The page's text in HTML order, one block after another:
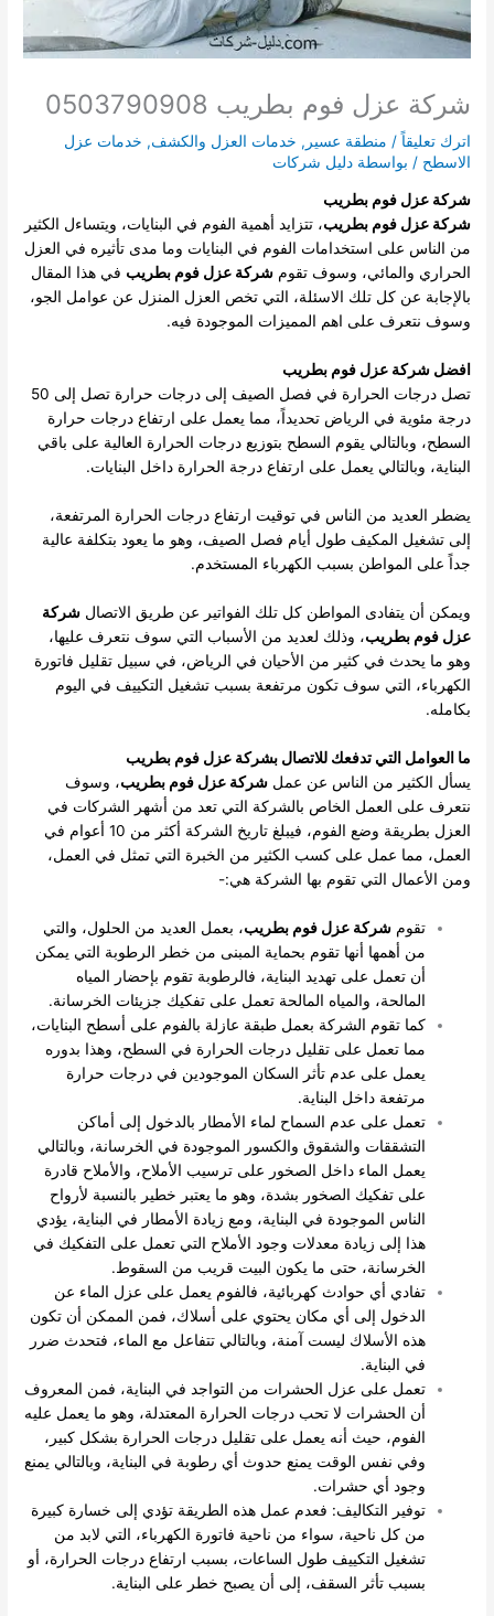
شركة عزل فوم بطريب 0503790908
اترك تعليقاً / منطقة عسير , خدمات العزل والكشف, خدمات عزل
الاسطح / بواسطة دليل شركات
شركة عزل فوم بطريب
شركة عزل فوم بطريب، تتزايد أهمية الفوم في البنايات، ويتساءل الكثير
من الناس على استخدامات الفوم في البنايات وما مدى تأثيره في العزل
الحراري والمائي، وسوف تقومشركة عزل فوم بطريب في هذا المقال
بالإجابة عن كل تلك الاسئلة، التي تخص العزل المنزل عن عوامل الجو،
وسوف نتعرف على اهم المميزات الموجودة فيه.
افضل شركة عزل فوم بطريب
تصل درجات الحرارة في فصل الصيف إلى درجات حرارة تصل إلى 50
درجة مئوية في الرياض تحديداً، مما يعمل على ارتفاع درجات حرارة
السطح، وبالتالي يقوم السطح بتوزيع درجات الحرارة العالية على باقي
البناية، وبالتالي يعمل على ارتفاع درجة الحرارة داخل البنايات.
يضطر العديد من الناس في توقيت ارتفاع درجات الحرارة المرتفعة،
إلى تشغيل المكيف طول أيام فصل الصيف، وهو ما يعود بتكلفة عالية
جداً على المواطن بسبب الكهرباء المستخدم.
ويمكن أن يتفادى المواطن كل تلك الفواتير عن طريق الاتصالشركة
عزل فوم بطريب، وذلك لعديد من الأسباب التي سوف نتعرف عليها،
وهو ما يحدث في كثير من الأحيان في الرياض، في سبيل تقليل فاتورة
الكهرباء، التي سوف تكون مرتفعة بسبب تشغيل التكييف في اليوم
بكامله.
ما العوامل التي تدفعك للاتصال بشركة عزل فوم بطريب
يسأل الكثير من الناس عن عملشركة عزل فوم بطريب، وسوف
نتعرف على العمل الخاص بالشركة التي تعد من أشهر الشركات في
العزل بطريقة وضع الفوم، فيبلغ تاريخ الشركة أكثر من 10 أعوام في
العمل، مما عمل على كسب الكثير من الخبرة التي تمثل في العمل،
ومن الأعمال التي تقوم بها الشركة هي:-
تقومشركة عزل فوم بطريب، بعمل العديد من الحلول، والتي
من أهمها أنها تقوم بحماية المبنى من خطر الرطوبة التي يمكن
أن تعمل على تهديد البناية، فالرطوبة تقوم بإحضار المياه
المالحة، والمياه المالحة تعمل على تفكيك جزيئات الخرسانة.
كما تقوم الشركة بعمل طبقة عازلة بالفوم على أسطح البنايات،
مما تعمل على تقليل درجات الحرارة في السطح، وهذا بدوره
يعمل على عدم تأثر السكان الموجودين في درجات حرارة
مرتفعة داخل البناية.
تعمل على عدم السماح لماء الأمطار بالدخول إلى أماكن
التشققات والشقوق والكسور الموجودة في الخرسانة، وبالتالي
يعمل الماء داخل الصخور على ترسيب الأملاح، والأملاح قادرة
على تفكيك الصخور بشدة، وهو ما يعتبر خطير بالنسبة لأرواح
الناس الموجودة في البناية، ومع زيادة الأمطار في البناية، يؤدي
هذا إلى زيادة معدلات وجود الأملاح التي تعمل على التفكيك في
الخرسانة، حتى ما يكون البيت قريب من السقوط.
تفادي أي حوادث كهربائية، فالفوم يعمل على عزل الماء عن
الدخول إلى أي مكان يحتوي على أسلاك، فمن الممكن أن تكون
هذه الأسلاك ليست آمنة، وبالتالي تتفاعل مع الماء، فتحدث ضرر
في البناية.
تعمل على عزل الحشرات من التواجد في البناية، فمن المعروف
أن الحشرات لا تحب درجات الحرارة المعتدلة، وهو ما يعمل عليه
الفوم، حيث أنه يعمل على تقليل درجات الحرارة بشكل كبير،
وفي نفس الوقت يمنع حدوث أي رطوبة في البناية، وبالتالي يمنع
وجود أي حشرات.
توفير التكاليف: فعدم عمل هذه الطريقة تؤدي إلى خسارة كبيرة
من كل ناحية، سواء من ناحية فاتورة الكهرباء، التي لابد من
تشغيل التكييف طول الساعات، بسبب ارتفاع درجات الحرارة، أو
بسبب تأثر السقف، إلى أن يصبح خطر على البناية.